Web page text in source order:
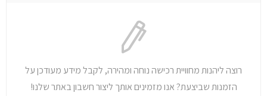
רוצה ליהנות מחוויית רכישה נוחה ומהירה, לקבל מידע מעודכן על
הזמנות שביצעת? אנו מזמינים אותך ליצור חשבון באתר שלנו!